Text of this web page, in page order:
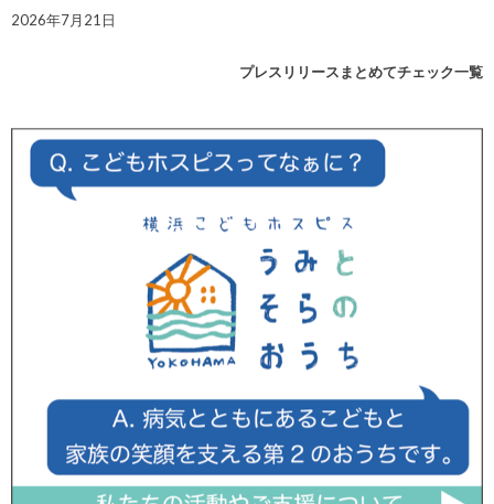
2026年7月21日
プレスリリースまとめてチェック一覧